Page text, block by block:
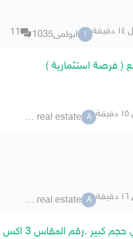
ا ابولمى1035 11
( فرصة استثمارية )
A
alfahad real estate
A
alfahad real estate
كبير .رقم المقاس 3 اكس لارج